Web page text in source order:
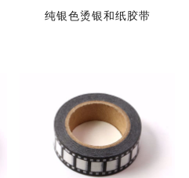
纯银色烫银和纸胶带